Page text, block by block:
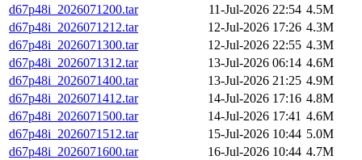
d67p48i_2026071200.tar
11-Jul-2026 22:54 4.5M
d67p48i_2026071212.tar
12-Jul-2026 17:26 4.3M
d67p48i_2026071300.tar
12-Jul-2026 22:55 4.3M
d67p48i_2026071312.tar
13-Jul-2026 06:14 4.6M
d67p48i_2026071400.tar
13-Jul-2026 21:25 4.9M
d67p48i_2026071412.tar
14-Jul-2026 17:16 4.8M
d67p48i_2026071500.tar
14-Jul-2026 17:41 4.6M
d67p48i_2026071512.tar
15-Jul-2026 10:44 5.0M
d67p48i_2026071600.tar
16-Jul-2026 10:44 4.7M